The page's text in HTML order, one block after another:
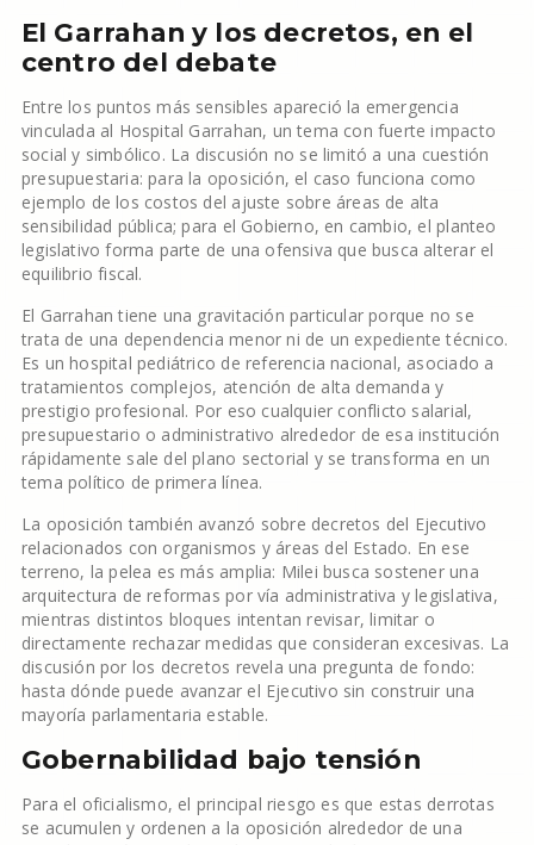
El Garrahan y los decretos, en el
centro del debate
Entre los puntos más sensibles apareció la emergencia
vinculada al Hospital Garrahan, un tema con fuerte impacto
social y simbólico. La discusión no se limitó a una cuestión
presupuestaria: para la oposición, el caso funciona como
ejemplo de los costos del ajuste sobre áreas de alta
sensibilidad pública; para el Gobierno, en cambio, el planteo
legislativo forma parte de una ofensiva que busca alterar el
equilibrio fiscal.
El Garrahan tiene una gravitación particular porque no se
trata de una dependencia menor ni de un expediente técnico.
Es un hospital pediátrico de referencia nacional, asociado a
tratamientos complejos, atención de alta demanda y
prestigio profesional. Por eso cualquier conflicto salarial,
presupuestario o administrativo alrededor de esa institución
rápidamente sale del plano sectorial y se transforma en un
tema político de primera línea.
La oposición también avanzó sobre decretos del Ejecutivo
relacionados con organismos y áreas del Estado. En ese
terreno, la pelea es más amplia: Milei busca sostener una
arquitectura de reformas por vía administrativa y legislativa,
mientras distintos bloques intentan revisar, limitar o
directamente rechazar medidas que consideran excesivas. La
discusión por los decretos revela una pregunta de fondo:
hasta dónde puede avanzar el Ejecutivo sin construir una
mayoría parlamentaria estable.
Gobernabilidad bajo tensión
Para el oficialismo, el principal riesgo es que estas derrotas
se acumulen y ordenen a la oposición alrededor de una